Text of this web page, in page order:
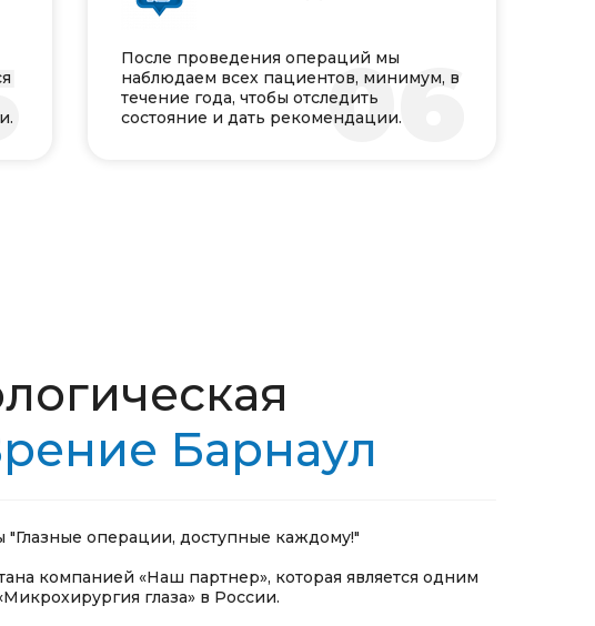
06
После проведения операций мы
наблюдаем всех пациентов, минимум, в
течение года, чтобы отследить
состояние и дать рекомендации.
Барнаул
операции, доступные каждому!"
компанией «Наш партнер», которая является одним
глаза» в России.